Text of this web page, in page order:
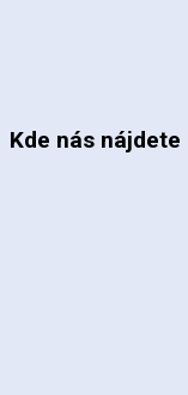
Kde nás nájdete